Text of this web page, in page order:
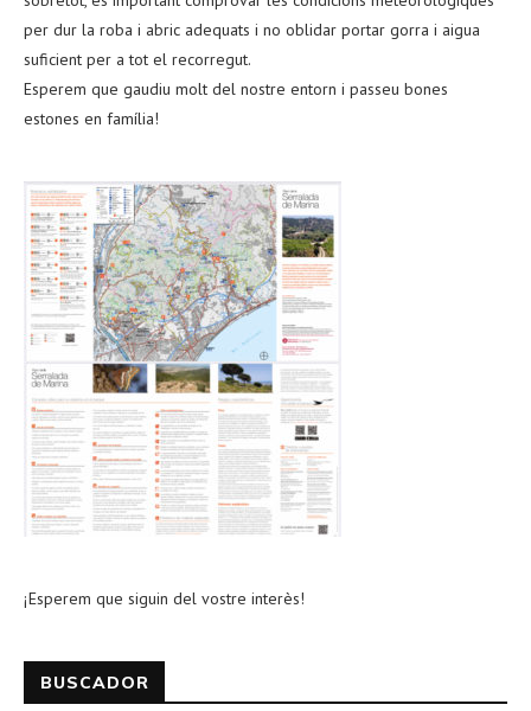
per dur la roba i abric adequats i no oblidar portar gorra i aigua
suficient per a tot el recorregut.
Esperem que gaudiu molt del nostre entorn i passeu bones
estones en família!
¡Esperem que siguin del vostre interès!
BUSCADOR